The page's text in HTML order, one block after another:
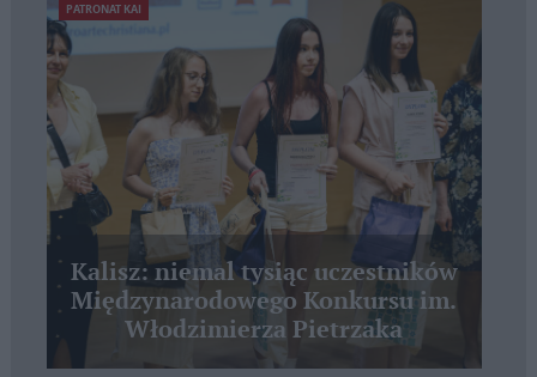
PATRONAT KAI
Kalisz: niemal tysiąc uczestników
Międzynarodowego Konkursu im.
Włodzimierza Pietrzaka